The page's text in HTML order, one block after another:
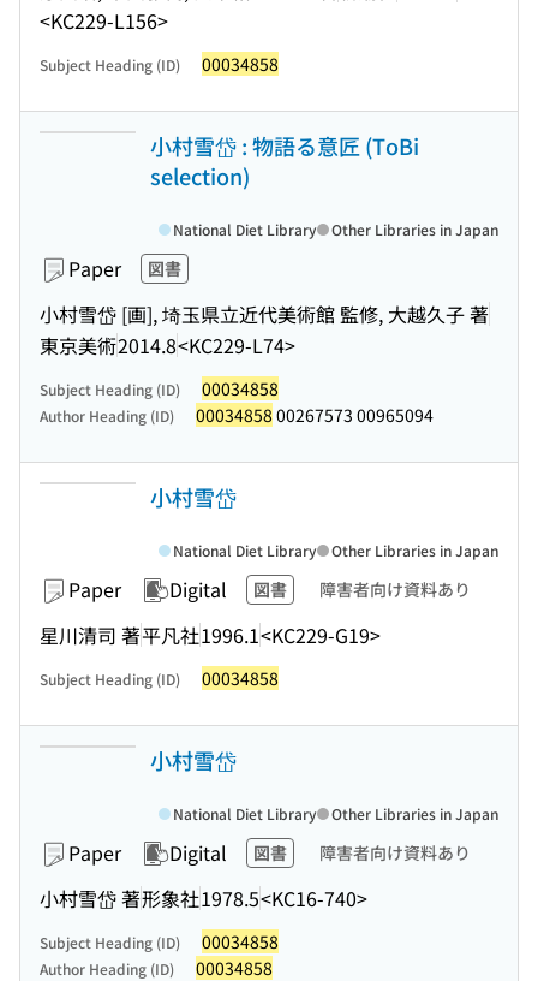
<KC229-L156>
Subject Heading (ID) 00034858
小村雪岱 : 物語る意匠 (ToBi
selection)
Paper 図書
小村雪岱 [画], 埼玉県立近代美術館 監修, 大越久子 著
東京美術2014.8<KC229-L74>
National Diet Library Other Libraries in Japan
Subject Heading (ID) 00034858
Author Heading (ID) 00034858 00267573 00965094
小村雪岱
Paper Digital 図書 障害者向け資料あり
星川清司 著平凡社1996.1<KC229-G19>
National Diet Library Other Libraries in Japan
Subject Heading (ID) 00034858
小村雪岱
Paper Digital 図書 障害者向け資料あり
小村雪岱 著形象社1978.5<KC16-740>
National Diet Library Other Libraries in Japan
Subject Heading (ID) 00034858
Author Heading (ID) 00034858